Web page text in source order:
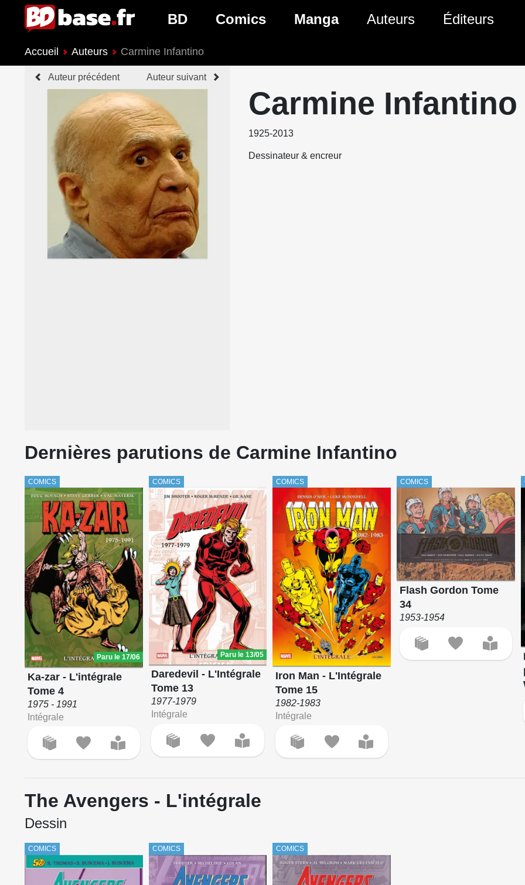
BD
Nouveautés BD
Prochaines sorties BD
Genres BD
Comics
Genres Comics
Manga
Genres Manga
Auteurs Éditeurs
Accueil Auteurs Carmine Infantino
Auteur précédent Auteur suivant
Carmine Infantino
1925-2013
Dessinateur & encreur
Dernières parutions de Carmine Infantino
COMICS
Paru le 17/06
Ka-zar - L'intégrale
Tome 4
1975 - 1991
Intégrale
COMICS
Paru le 13/05
Daredevil - L'Intégrale
Tome 13
1977-1979
Intégrale
COMICS
Iron Man - L'Intégrale
Tome 15
1982-1983
Intégrale
COMICS
Flash Gordon Tome
34
1953-1954
The Avengers - L'intégrale
Dessin
COMICS COMICS COMICS